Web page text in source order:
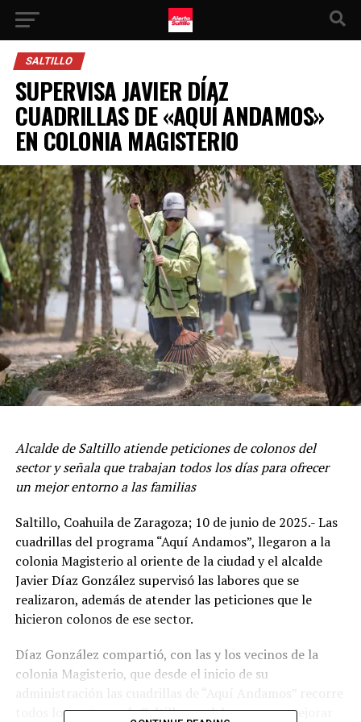
SALTILLO
SUPERVISA JAVIER DÍAZ
CUADRILLAS DE «AQUÍ ANDAMOS»
EN COLONIA MAGISTERIO
Alcalde de Saltillo atiende peticiones de colonos del
sector y señala que trabajan todos los días para ofrecer
un mejor entorno a las familias
Saltillo, Coahuila de Zaragoza; 10 de junio de 2025.- Las
cuadrillas del programa “Aquí Andamos”, llegaron a la
colonia Magisterio al oriente de la ciudad y el alcalde
Javier Díaz González supervisó las labores que se
realizaron, además de atender las peticiones que le
hicieron colonos de ese sector.
Díaz González compartió, con las y los vecinos de la
colonia Magisterio, que desde el inicio de su
administración las cuadrillas de “Aquí Andamos” recorre
todos los sectores de Saltillo con labores para mejorar